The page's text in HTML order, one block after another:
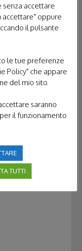
senza accettare
accettare" oppure
il pulsante
le tue preferenze
Policy" che appare
del mio sito.
saranno
il funzionamento
TUTTI